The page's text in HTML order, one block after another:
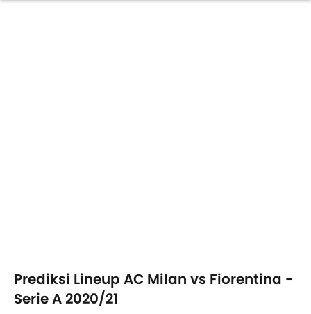
Prediksi Lineup AC Milan vs Fiorentina -
Serie A 2020/21